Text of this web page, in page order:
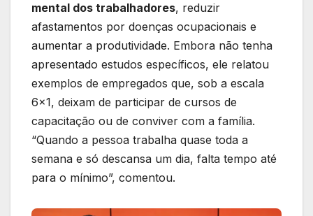
mental dos trabalhadores, reduzir
afastamentos por doenças ocupacionais e
aumentar a produtividade. Embora não tenha
apresentado estudos específicos, ele relatou
exemplos de empregados que, sob a escala
6×1, deixam de participar de cursos de
capacitação ou de conviver com a família.
“Quando a pessoa trabalha quase toda a
semana e só descansa um dia, falta tempo até
para o mínimo”, comentou.